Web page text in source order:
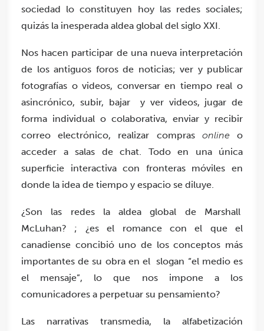
sociedad lo constituyen hoy las redes sociales;
quizás la inesperada aldea global del siglo XXI.
Nos hacen participar de una nueva interpretación
de los antiguos foros de noticias; ver y publicar
fotografías o videos, conversar en tiempo real o
asincrónico, subir, bajar y ver videos, jugar de
forma individual o colaborativa, enviar y recibir
correo electrónico, realizar compras online o
acceder a salas de chat. Todo en una única
superficie interactiva con fronteras móviles en
donde la idea de tiempo y espacio se diluye.
¿Son las redes la aldea global de Marshall
McLuhan? ; ¿es el romance con el que el
canadiense concibió uno de los conceptos más
importantes de su obra en el slogan “el medio es
el mensaje”, lo que nos impone a los
comunicadores a perpetuar su pensamiento?
Las narrativas transmedia, la alfabetización